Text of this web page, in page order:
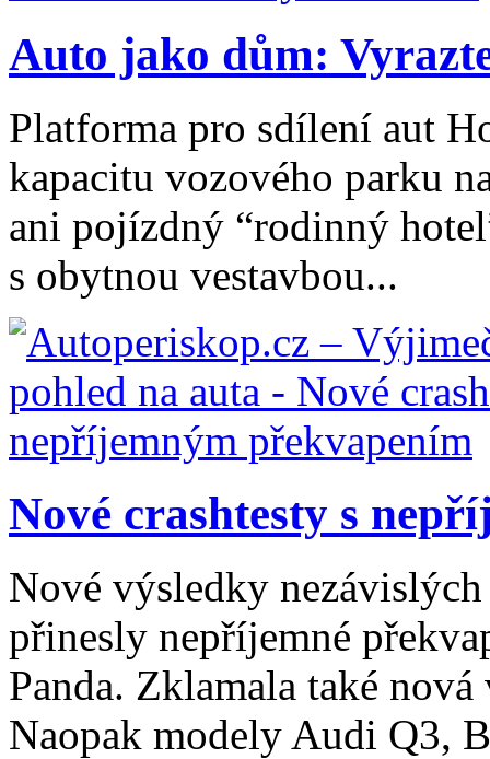
Auto jako dům:
Platforma pro sdílení aut
kapacitu vozového parku
ani pojízdný “rodinný
s obytnou vestavbou...
Nové crashtesty s
Nové výsledky
přinesly nepříjemné
Panda. Zklamala také
Naopak modely Audi Q3,